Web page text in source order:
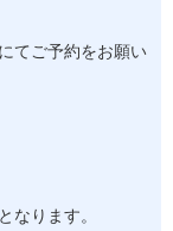
てご予約をお願い
なります。